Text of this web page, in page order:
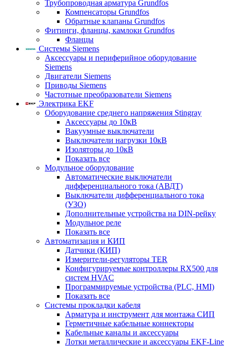
Трубопроводная арматура Grundfos
Компенсаторы Grundfos
Обратные клапаны Grundfos
Фитинги, фланцы, камлоки Grundfos
Фланцы
Системы Siemens
Аксессуары и периферийное оборудование
Siemens
Двигатели Siemens
Приводы Siemens
Частотные преобразователи Siemens
Электрика EKF
Оборудование среднего напряжения Stingray
Аксессуары до 10кВ
Вакуумные выключатели
Выключатели нагрузки 10кВ
Изоляторы до 10кВ
Показать все
Модульное оборудование
Автоматические выключатели
дифференциального тока (АВДТ)
Выключатели дифференциального тока
(УЗО)
Дополнительные устройства на DIN-рейку
Модульное реле
Показать все
Автоматизация и КИП
Датчики (КИП)
Измерители-регуляторы TER
Конфигурируемые контроллеры RX500 для
систем HVAC
Программируемые устройства (PLC, HMI)
Показать все
Системы прокладки кабеля
Арматура и инструмент для монтажа СИП
Герметичные кабельные коннекторы
Кабельные каналы и аксессуары
Лотки металлические и аксессуары EKF-Line